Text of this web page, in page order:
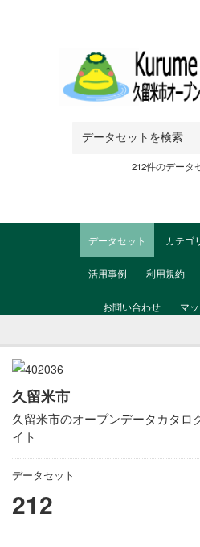
212件のデータ
データセット カテゴ
活用事例 利用規約
お問い合わせ マ
久留米市
久留米市のオープンデータカタロ
イト
データセット
212